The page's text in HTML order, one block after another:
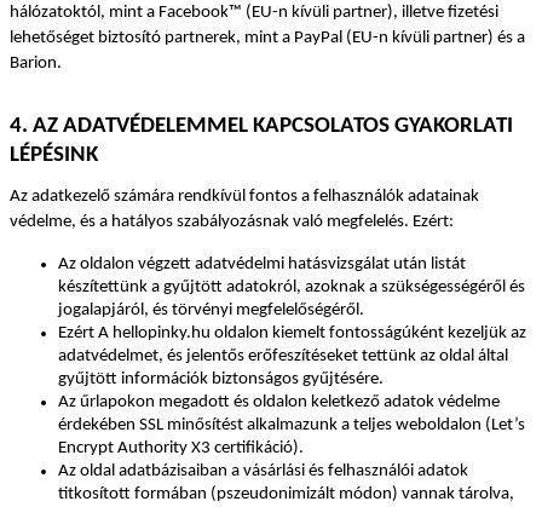
hálózatoktól, mint a Facebook™ (EU-n kívüli partner), illetve fizetési
lehetőséget biztosító partnerek, mint a PayPal (EU-n kívüli partner) és a
Barion.
4. AZ ADATVÉDELEMMEL KAPCSOLATOS GYAKORLATI
LÉPÉSINK
Az adatkezelő számára rendkívül fontos a felhasználók adatainak
védelme, és a hatályos szabályozásnak való megfelelés. Ezért:
Az oldalon végzett adatvédelmi hatásvizsgálat után listát
készítettünk a gyűjtött adatokról, azoknak a szükségességéről és
jogalapjáról, és törvényi megfelelőségéről.
Ezért A hellopinky.hu oldalon kiemelt fontosságúként kezeljük az
adatvédelmet, és jelentős erőfeszítéseket tettünk az oldal által
gyűjtött információk biztonságos gyűjtésére.
Az űrlapokon megadott és oldalon keletkező adatok védelme
érdekében SSL minősítést alkalmazunk a teljes weboldalon (Let’s
Encrypt Authority X3 certifikáció).
Az oldal adatbázisaiban a vásárlási és felhasználói adatok
titkosított formában (pszeudonimizált módon) vannak tárolva,